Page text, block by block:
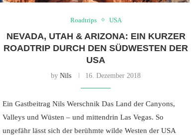
Roadtrips USA
NEVADA, UTAH & ARIZONA: EIN KURZER
ROADTRIP DURCH DEN SÜDWESTEN DER
USA
byNils 16. Dezember 2018
Ein Gastbeitrag Nils Werschnik Das Land der Canyons,
Valleys und Wüsten – und mittendrin Las Vegas. So
ungefähr lässt sich der berühmte wilde Westen der USA